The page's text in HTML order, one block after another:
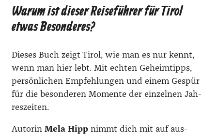
Warum ist dieser Reiseführer für Tirol
etwas Besonderes?
Die­ses Buch zeigt Tirol, wie man es nur kennt,
wenn man hier lebt. Mit ech­ten Geheim­tipps,
per­sön­li­chen Emp­feh­lun­gen und einem Gespür
für die beson­de­ren Momen­te der ein­zel­nen Jah­
res­zei­ten.
Autorin Mela Hipp nimmt dich mit auf aus­